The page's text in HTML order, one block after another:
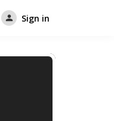
Sign in